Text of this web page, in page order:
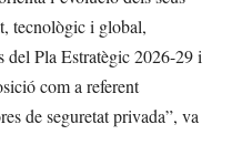
tecnològic i global,
del Pla Estratègic 2026-29 i
com a referent
de seguretat privada”, va